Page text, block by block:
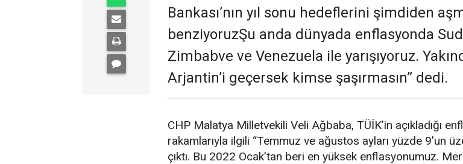
Bankası’nın yıl sonu hedeflerini şimdiden
benziyoruzŞu anda dünyada enflasyonda
Zimbabve ve Venezuela ile yarışıyoruz.
Arjantin’i geçersek kimse şaşırmasın” dedi.
CHP Malatya Milletvekili Veli Ağbaba, TÜİK’in açıkladığı
rakamlarıyla ilgili “Temmuz ve ağustos ayları yüzde 9’un
çıktı. Bu 2022 Ocak’tan beri en yüksek enflasyonumuz.